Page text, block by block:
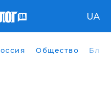
UA
Общество